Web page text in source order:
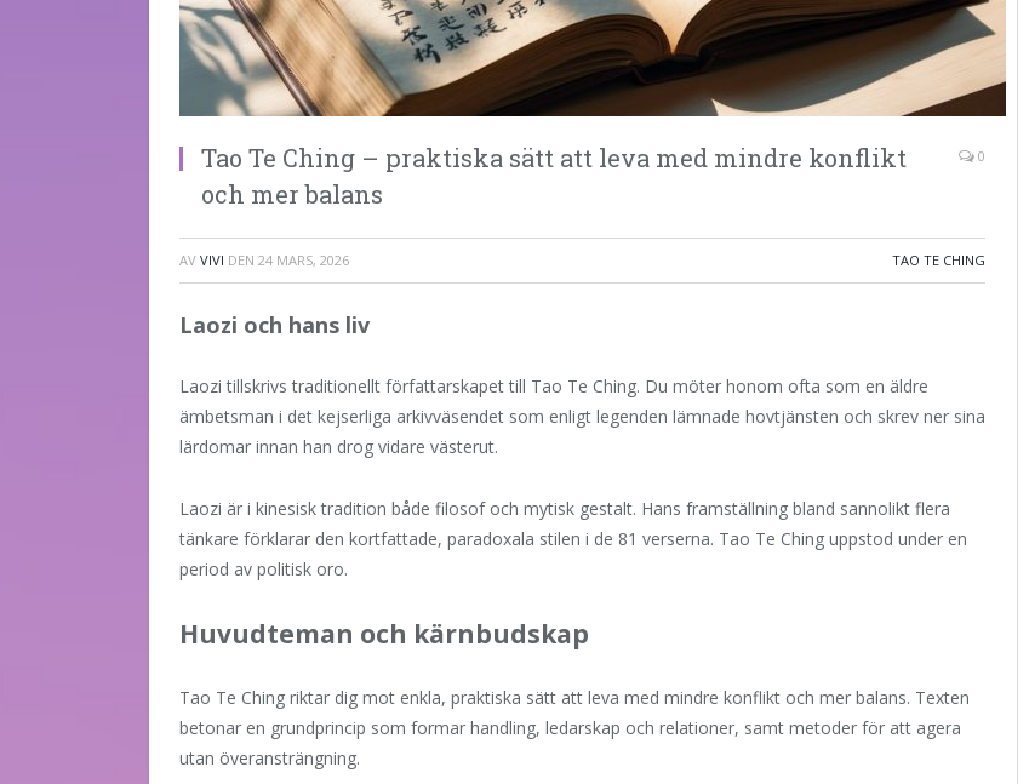
Tao Te Ching – praktiska sätt att leva med mindre konflikt
och mer balans
0
AV VIVI DEN 24 MARS, 2026 TAO TE CHING
Laozi och hans liv
Laozi tillskrivs traditionellt författarskapet till Tao Te Ching. Du möter honom ofta som en äldre
ämbetsman i det kejserliga arkivväsendet som enligt legenden lämnade hovtjänsten och skrev ner sina
lärdomar innan han drog vidare västerut.
Laozi är i kinesisk tradition både filosof och mytisk gestalt. Hans framställning bland sannolikt flera
tänkare förklarar den kortfattade, paradoxala stilen i de 81 verserna. Tao Te Ching uppstod under en
period av politisk oro.
Huvudteman och kärnbudskap
Tao Te Ching riktar dig mot enkla, praktiska sätt att leva med mindre konflikt och mer balans. Texten
betonar en grundprincip som formar handling, ledarskap och relationer, samt metoder för att agera
utan överansträngning.